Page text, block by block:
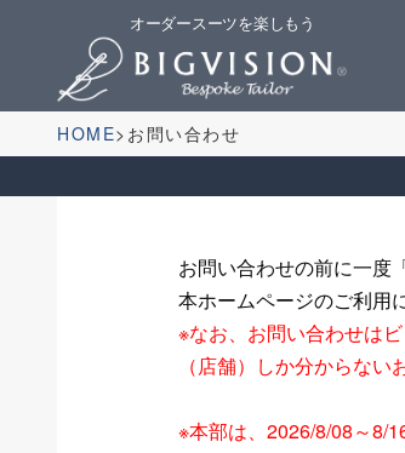
オーダースーツを楽しもう
HOME お問い合わせ
お問い合わせの前に一度
本ホームページのご利用
※なお、お問い合わせは
（店舗）しか分からない
※本部は、2026/8/08～8/